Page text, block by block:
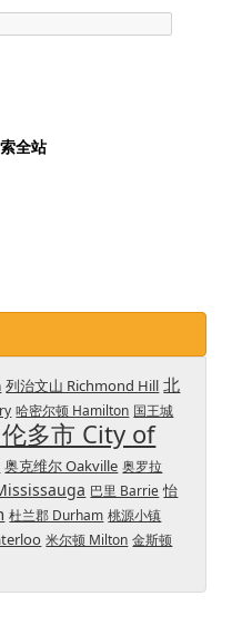
全站
列治文山 Richmond Hill 北
哈密尔顿 Hamilton 国王城
多市 City of
奥克维尔 Oakville 奥罗拉
巴里 Barrie 怡
杜兰郡 Durham 桃源小镇
米尔顿 Milton 金斯顿